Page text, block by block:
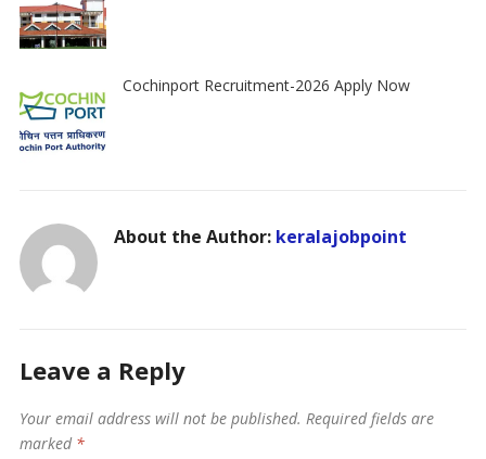
Cochinport Recruitment-2026 Apply Now
About the Author: keralajobpoint
Leave a Reply
Your email address will not be published. Required fields are
marked *